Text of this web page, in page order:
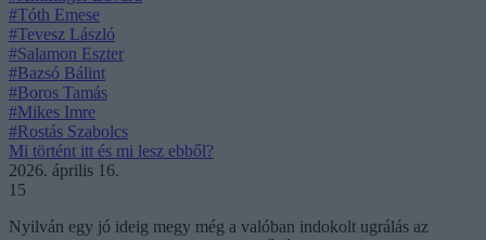
#Tóth Emese
#Tevesz László
#Salamon Eszter
#Bazsó Bálint
#Boros Tamás
#Mikes Imre
#Rostás Szabolcs
Mi történt itt és mi lesz ebből?
2026. április 16.
15
Nyilván egy jó ideig megy még a valóban indokolt ugrálás az